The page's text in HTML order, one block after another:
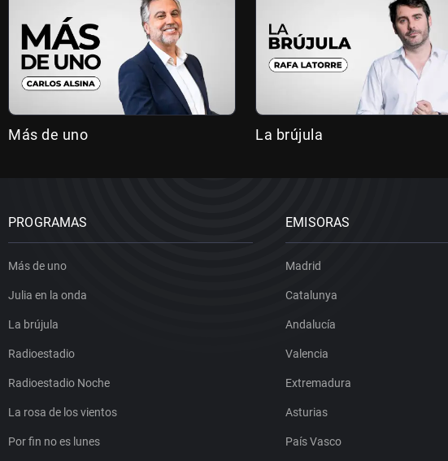
Más de uno La brújula
PROGRAMAS
Más de uno
Julia en la onda
La brújula
Radioestadio
Radioestadio Noche
La rosa de los vientos
Por fin no es lunes
EMISORAS
Madrid
Catalunya
Andalucía
Valencia
Extremadura
Asturias
País Vasco